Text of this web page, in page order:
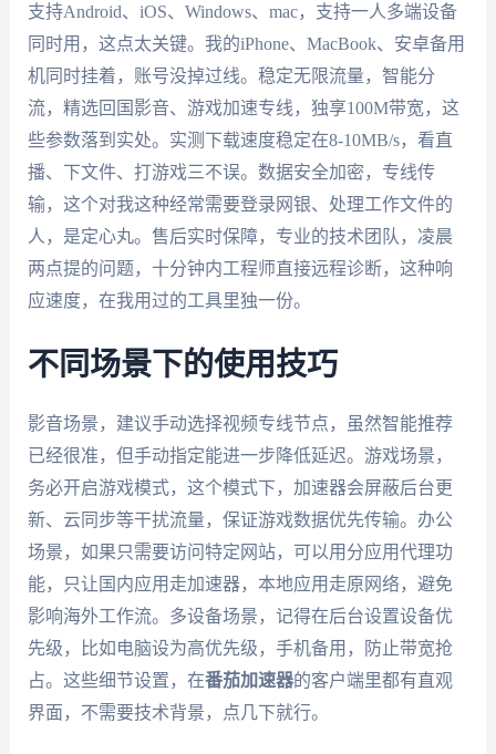
支持Android、iOS、Windows、mac，支持一人多端设备
同时用，这点太关键。我的iPhone、MacBook、安卓备用
机同时挂着，账号没掉过线。稳定无限流量，智能分
流，精选回国影音、游戏加速专线，独享100M带宽，这
些参数落到实处。实测下载速度稳定在8-10MB/s，看直
播、下文件、打游戏三不误。数据安全加密，专线传
输，这个对我这种经常需要登录网银、处理工作文件的
人，是定心丸。售后实时保障，专业的技术团队，凌晨
两点提的问题，十分钟内工程师直接远程诊断，这种响
应速度，在我用过的工具里独一份。
不同场景下的使用技巧
影音场景，建议手动选择视频专线节点，虽然智能推荐
已经很准，但手动指定能进一步降低延迟。游戏场景，
务必开启游戏模式，这个模式下，加速器会屏蔽后台更
新、云同步等干扰流量，保证游戏数据优先传输。办公
场景，如果只需要访问特定网站，可以用分应用代理功
能，只让国内应用走加速器，本地应用走原网络，避免
影响海外工作流。多设备场景，记得在后台设置设备优
先级，比如电脑设为高优先级，手机备用，防止带宽抢
占。这些细节设置，在番茄加速器的客户端里都有直观
界面，不需要技术背景，点几下就行。